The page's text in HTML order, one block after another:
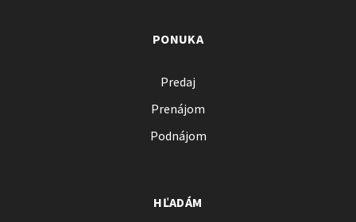
PONUKA
Predaj
Prenájom
Podnájom
HĽADÁM